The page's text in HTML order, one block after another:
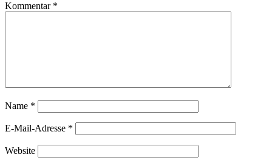
Kommentar *
Name *
E-Mail-Adresse *
Website